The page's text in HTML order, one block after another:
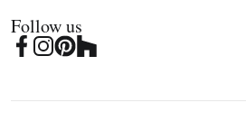
Follow us